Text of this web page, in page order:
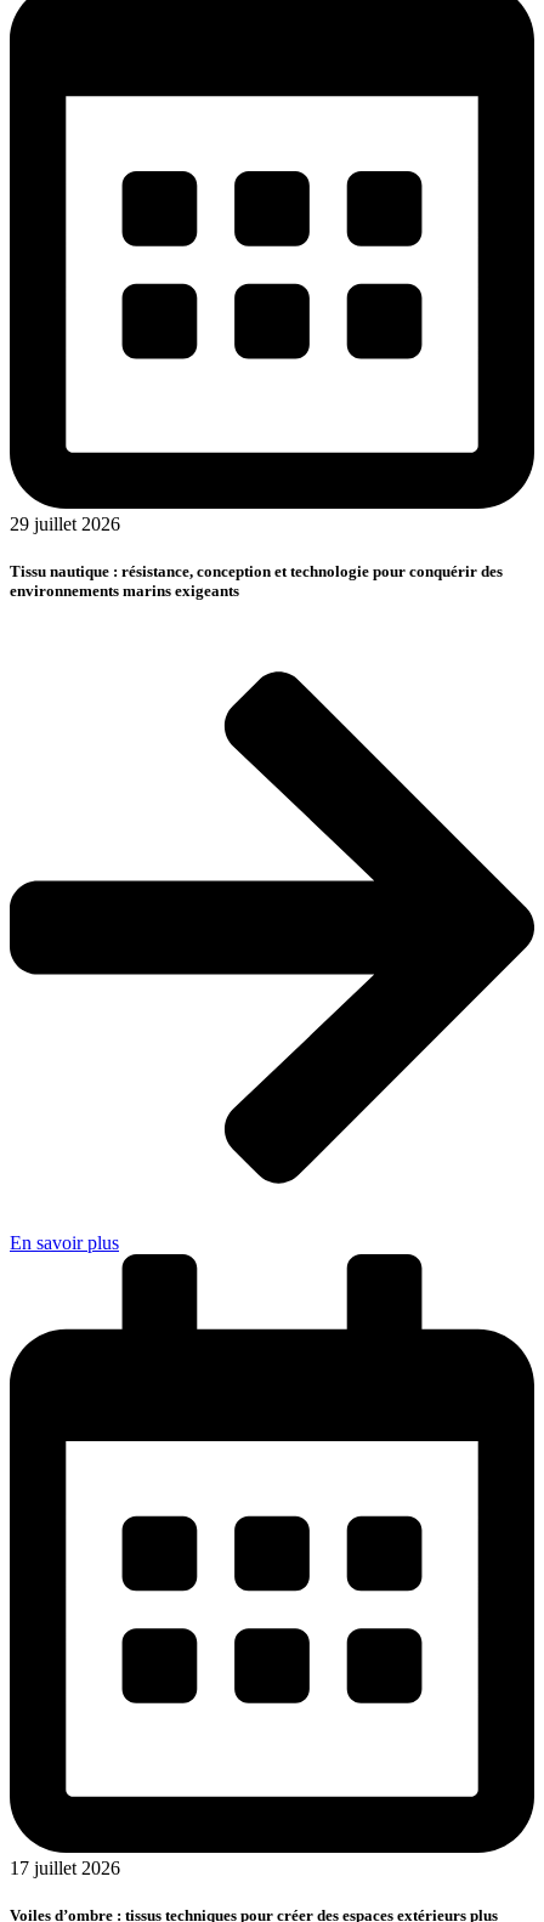
29 juillet 2026
Tissu nautique : résistance, conception et technologie pour conquérir des
environnements marins exigeants
En savoir plus
17 juillet 2026
Voiles d’ombre : tissus techniques pour créer des espaces extérieurs plus